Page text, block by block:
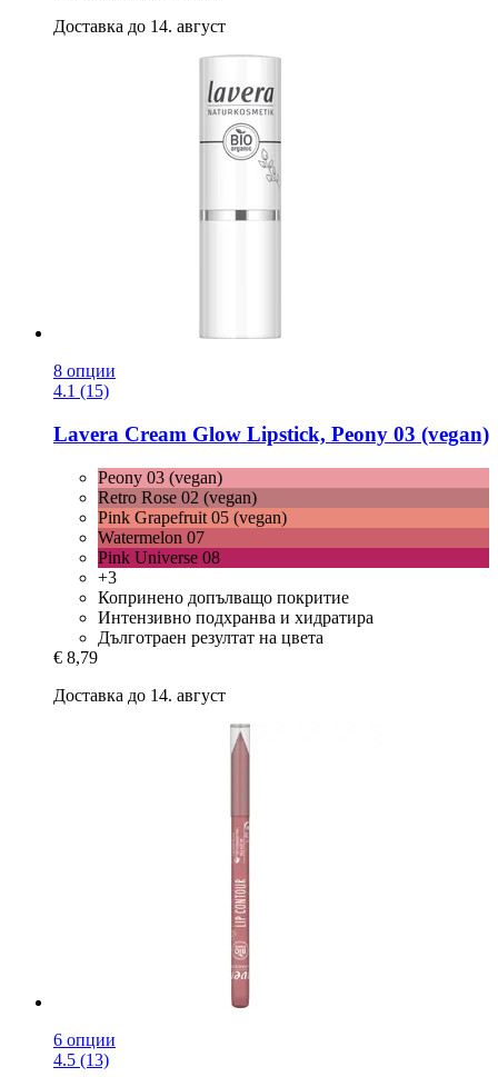
Доставка до 14. август
8 опции
4.1 (15)
Lavera Cream Glow Lipstick, Peony 03 (vegan)
Peony 03 (vegan)
Retro Rose 02 (vegan)
Pink Grapefruit 05 (vegan)
Watermelon 07
Pink Universe 08
+3
Копринено допълващо покритие
Интензивно подхранва и хидратира
Дълготраен резултат на цвета
€ 8,79
Доставка до 14. август
6 опции
4.5 (13)